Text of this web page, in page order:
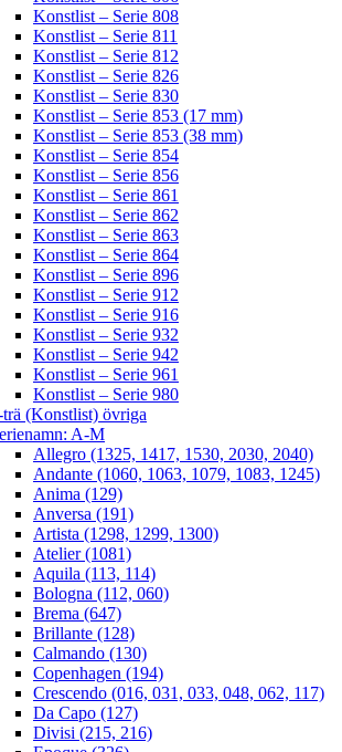
Konstlist – Serie 808
Konstlist – Serie 811
Konstlist – Serie 812
Konstlist – Serie 826
Konstlist – Serie 830
Konstlist – Serie 853 (17 mm)
Konstlist – Serie 853 (38 mm)
Konstlist – Serie 854
Konstlist – Serie 856
Konstlist – Serie 861
Konstlist – Serie 862
Konstlist – Serie 863
Konstlist – Serie 864
Konstlist – Serie 896
Konstlist – Serie 912
Konstlist – Serie 916
Konstlist – Serie 932
Konstlist – Serie 942
Konstlist – Serie 961
Konstlist – Serie 980
(Konstlist) övriga
A-M
Allegro (1325, 1417, 1530, 2030, 2040)
Andante (1060, 1063, 1079, 1083, 1245)
Anima (129)
Anversa (191)
Artista (1298, 1299, 1300)
Atelier (1081)
Aquila (113, 114)
Bologna (112, 060)
Brema (647)
Brillante (128)
Calmando (130)
Copenhagen (194)
Crescendo (016, 031, 033, 048, 062, 117)
Da Capo (127)
Divisi (215, 216)